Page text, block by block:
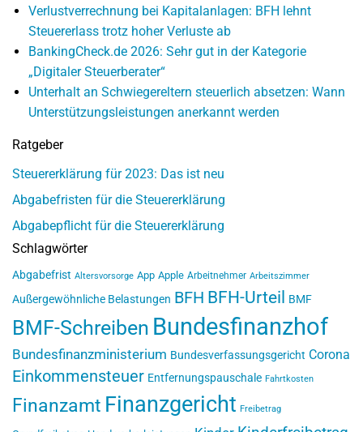
Verlustverrechnung bei Kapitalanlagen: BFH lehnt
Steuererlass trotz hoher Verluste ab
BankingCheck.de 2026: Sehr gut in der Kategorie
„Digitaler Steuerberater“
Unterhalt an Schwiegereltern steuerlich absetzen: Wann
Unterstützungsleistungen anerkannt werden
Ratgeber
Steuererklärung für 2023: Das ist neu
Abgabefristen für die Steuererklärung
Abgabepflicht für die Steuererklärung
Schlagwörter
Abgabefrist Altersvorsorge App Apple Arbeitnehmer Arbeitszimmer
Außergewöhnliche Belastungen BFH BFH-Urteil BMF
BMF-Schreiben Bundesfinanzhof
Bundesfinanzministerium Bundesverfassungsgericht Corona
Einkommensteuer Entfernungspauschale Fahrtkosten
Finanzamt Finanzgericht Freibetrag